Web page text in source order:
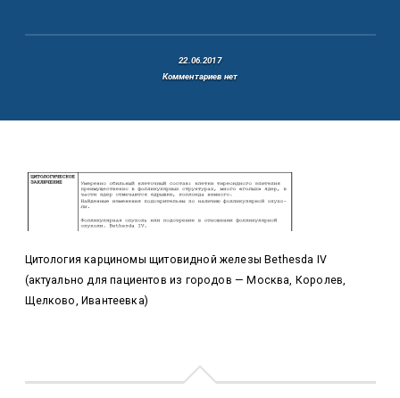
22.06.2017
Комментариев нет
Цитология карциномы щитовидной железы Bethesda IV
(актуально для пациентов из городов — Москва, Королев,
Щелково, Ивантеевка)